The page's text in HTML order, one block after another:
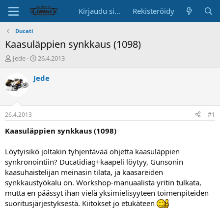
Kirjaudu sisään Rekisteröidy
Ducati
Kaasuläppien synkkaus (1098)
K
k
u
s
e
l
a
l
o
i
t
Jede
A
o
p
ä
ä
26.4.2013
Jede
26.4.2013 #1
Kaasuläppien synkkaus (1098)
Löytyisikö joltakin tyhjentävää ohjetta kaasuläppien
synkronointiin? Ducatidiag+kaapeli löytyy, Gunsonin
kaasuhaistelijan meinasin tilata, ja kaasareiden
synkkaustyökalu on. Workshop-manuaalista yritin tulkata,
mutta en päässyt ihan vielä yksimielisyyteen toimenpiteiden
suoritusjärjestyksestä. Kiitokset jo etukäteen